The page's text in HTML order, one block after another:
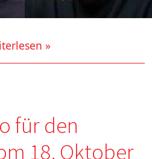
»
für den
18. Oktober